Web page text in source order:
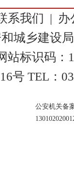
系我们 | 办
城乡建设
站标识码：
号 TEL：